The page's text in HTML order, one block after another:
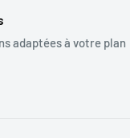
adaptées à votre plan